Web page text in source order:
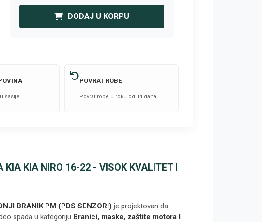
DODAJ U KORPU
šasije.
POVRAT ROBE
Povrat robe u roku od 14 dana.
KIA NIRO 16-22 - VISOK KVALITET I
BRANIK PM (PDS SENZORI) je projektovan da
spada u kategoriju Branici, maske, zaštite motora I